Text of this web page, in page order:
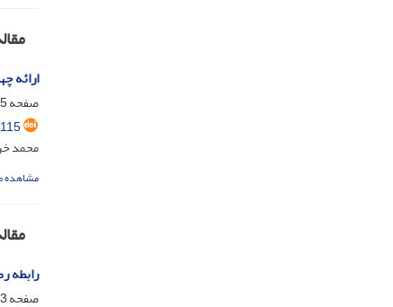
ارائه
صفحه
محمد
مشاهده
رابطه
صفحه